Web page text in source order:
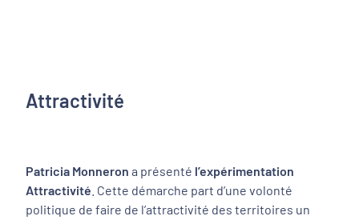
Attractivité
Patricia Monneron a présenté l’expérimentation
Attractivité . Cette démarche part d’une volonté
politique de faire de l’attractivité des territoires un